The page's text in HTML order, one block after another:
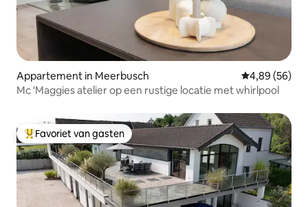
Appartement in Meerbusch Gemiddelde
4,89 (56)
Mc 'Maggies atelier op een rustige locatie met whirlpool
Topfavoriet van gasten
Favoriet van gasten